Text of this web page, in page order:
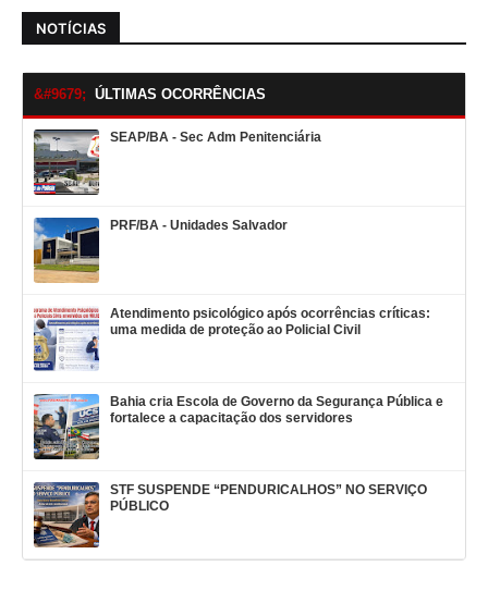
NOTÍCIAS
ÚLTIMAS OCORRÊNCIAS
SEAP/BA - Sec Adm Penitenciária
PRF/BA - Unidades Salvador
Atendimento psicológico após ocorrências críticas:
uma medida de proteção ao Policial Civil
Bahia cria Escola de Governo da Segurança Pública e
fortalece a capacitação dos servidores
STF SUSPENDE “PENDURICALHOS” NO SERVIÇO
PÚBLICO